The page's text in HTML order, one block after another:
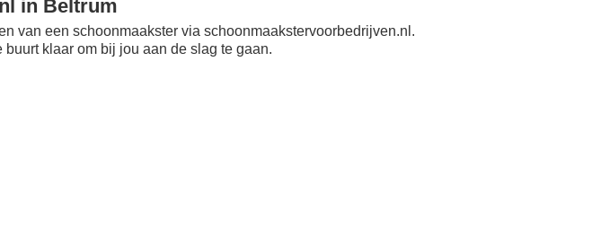
in Beltrum
van een schoonmaakster via schoonmaakstervoorbedrijven.nl.
buurt klaar om bij jou aan de slag te gaan.